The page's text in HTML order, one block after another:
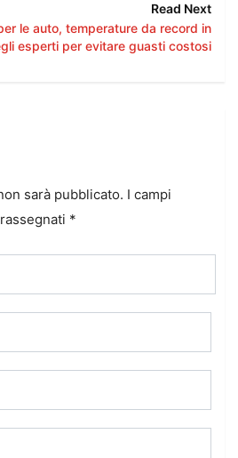
Read Next
le auto, temperature da record in
esperti per evitare guasti costosi
sarà pubblicato. I campi
*